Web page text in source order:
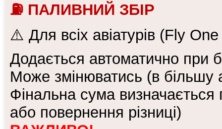
⛽ ПАЛИВНИЙ ЗБІР
⚠️ Для всіх авіатурів (Fly
Додається автоматично при
Може змінюватись (в
Фінальна сума
або повернення різниці)